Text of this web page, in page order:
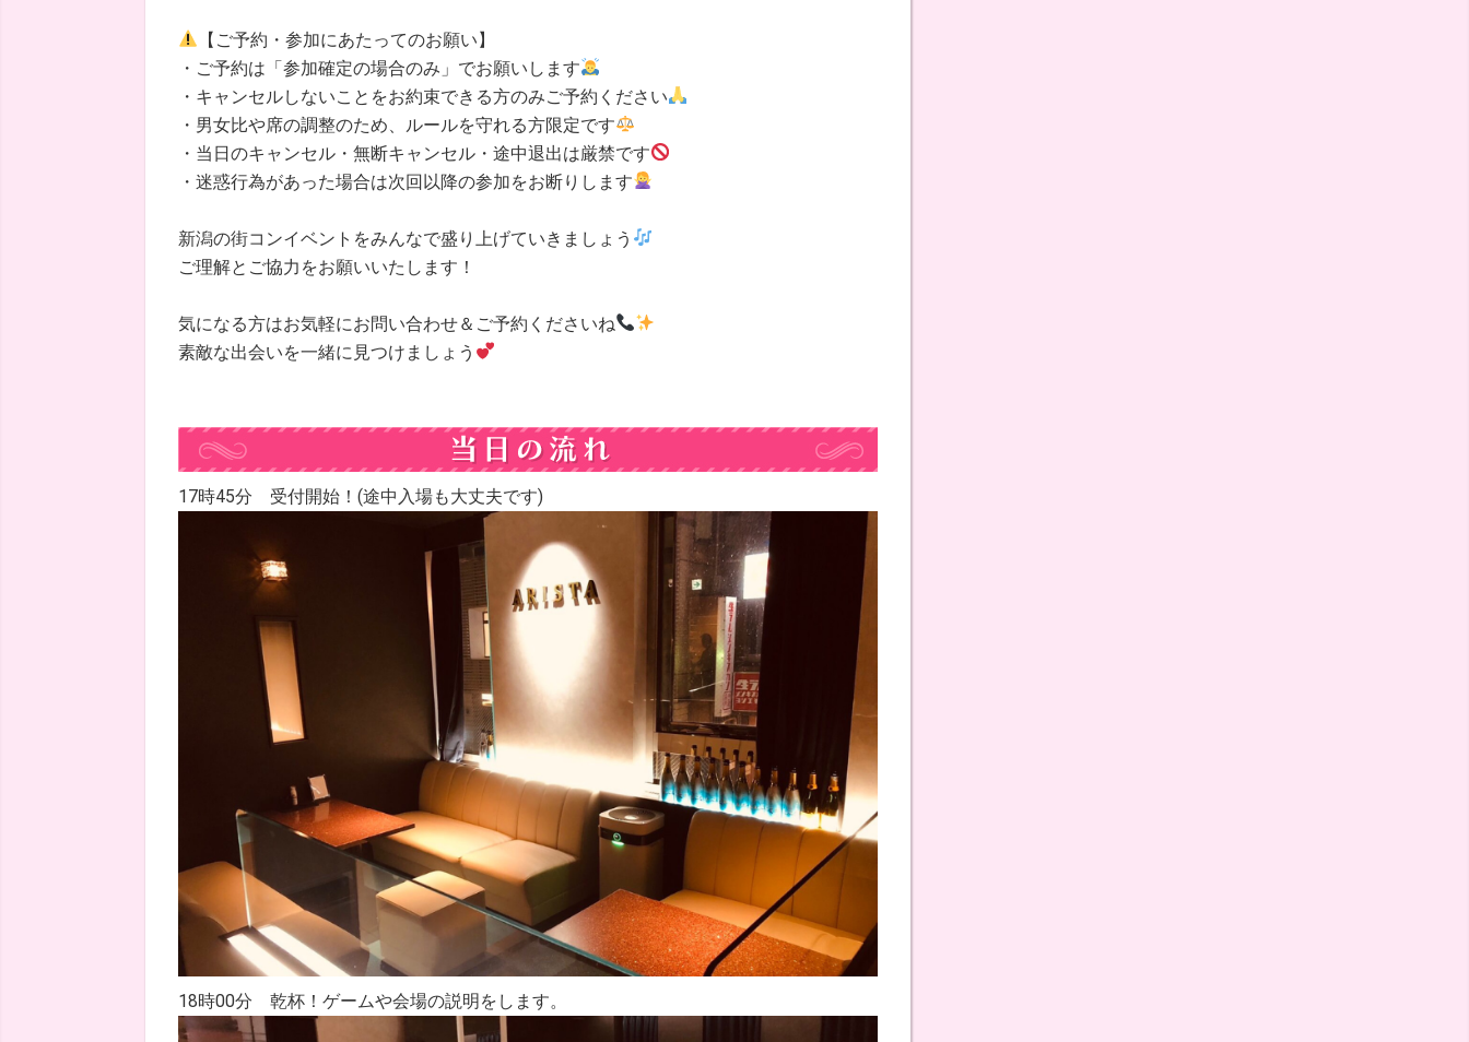
【ご予約・参加にあたってのお願い】
・ご予約は「参加確定の場合のみ」でお願いします
・キャンセルしないことをお約束できる方のみご予約ください
・男女比や席の調整のため、ルールを守れる方限定です
・当日のキャンセル・無断キャンセル・途中退出は厳禁です
・迷惑行為があった場合は次回以降の参加をお断りします
新潟の街コンイベントをみんなで盛り上げていきましょう
ご理解とご協力をお願いいたします！
気になる方はお気軽にお問い合わせ＆ご予約くださいね
素敵な出会いを一緒に見つけましょう
17時45分 受付開始！(途中入場も大丈夫です)
18時00分 乾杯！ゲームや会場の説明をします。